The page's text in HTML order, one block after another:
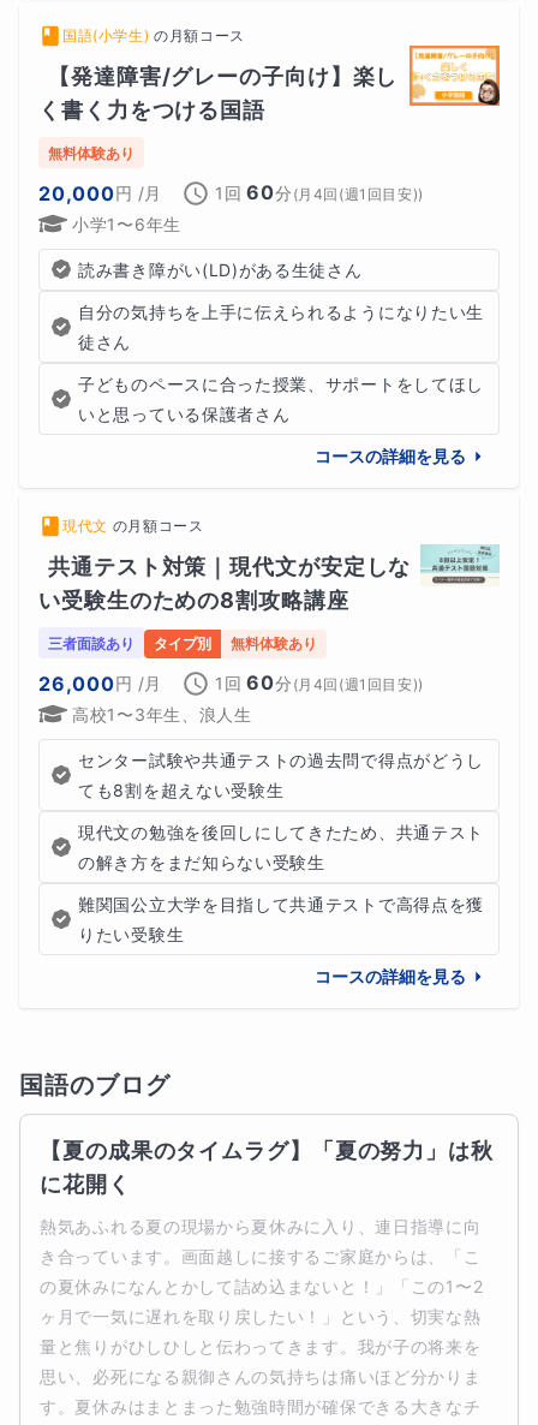
国語(小学生) の 月額コース
【発達障害/グレーの子向け】楽し
く書く力をつける国語
無料体験あり
20,000円 /月 1回 60分 ( 月4回(週1回目安))
小学1〜6年生
読み書き障がい(LD)がある生徒さん
自分の気持ちを上手に伝えられるようになりたい生
徒さん
子どものペースに合った授業、サポートをしてほし
いと思っている保護者さん
コースの詳細を見る
現代文 の月額コース
共通テスト対策｜現代文が安定しな
い受験生のための8割攻略講座
三者面談あり タイプ別 無料体験あり
26,000円 /月 1回 60分 ( 月4回(週1回目安))
高校1〜3年生、浪人生
センター試験や共通テストの過去問で得点がどうし
ても8割を超えない受験生
現代文の勉強を後回しにしてきたため、共通テスト
の解き方をまだ知らない受験生
難関国公立大学を目指して共通テストで高得点を獲
りたい受験生
コースの詳細を見る
国語のブログ
【夏の成果のタイムラグ】「夏の努力」は秋
に花開く
熱気あふれる夏の現場から夏休みに入り、連日指導に向
き合っています。画面越しに接するご家庭からは、「こ
の夏休みになんとかして詰め込まないと！」「この1〜2
ヶ月で一気に遅れを取り戻したい！」という、切実な熱
量と焦りがひしひしと伝わってきます。我が子の将来を
思い、必死になる親御さんの気持ちは痛いほど分かりま
す。夏休みはまとまった勉強時間が確保できる大きなチ